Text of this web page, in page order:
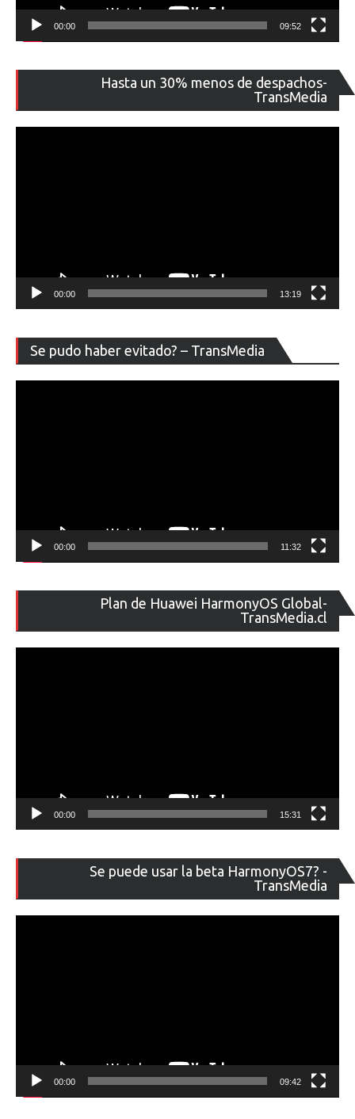
00:00 09:52
Hasta un 30% menos de despachos-
TransMedia
de
00:00 13:19
Se pudo haber evitado? – TransMedia
de
00:00 11:32
Plan de Huawei HarmonyOS Global-
TransMedia.cl
de
00:00 15:31
Se puede usar la beta HarmonyOS7? -
TransMedia
de
00:00 09:42